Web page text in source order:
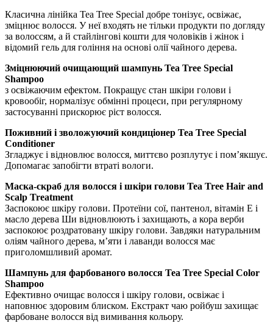
Класична лінійка Tea Tree Special добре тонізує, освіжає,
зміцнює волосся. У неї входять не тільки продукти по догляду
за волоссям, а й стайлінгові кошти для чоловіків і жінок і
відомий гель для гоління на основі олії чайного дерева.
Зміцнюючий очищающий шампунь Tea Tree Special
Shampoo
з освіжаючим ефектом. Покращує стан шкіри голови і
кровообіг, нормалізує обмінні процеси, при регулярному
застосуванні прискорює ріст волосся.
Поживний і зволожуючий кондиціонер Tea Tree Special
Conditioner
Згладжує і відновлює волосся, миттєво розплутує і пом’якшує.
Допомагає запобігти втраті вологи.
Маска-скраб для волосся і шкіри голови Tea Tree Hair and
Scalp Treatment
Заспокоює шкіру голови. Протеїни сої, пантенол, вітамін Е і
масло дерева Ши відновлюють і захищають, а кора верби
заспокоює роздратовану шкіру голови. Завдяки натуральним
оліям чайного дерева, м’яти і лаванди волосся має
приголомшливий аромат.
Шампунь для фарбованого волосся Tea Tree Special Color
Shampoo
Ефективно очищає волосся і шкіру голови, освіжає і
наповнює здоровим блиском. Екстракт чаю ройбуш захищає
фарбоване волосся від вимивання кольору.